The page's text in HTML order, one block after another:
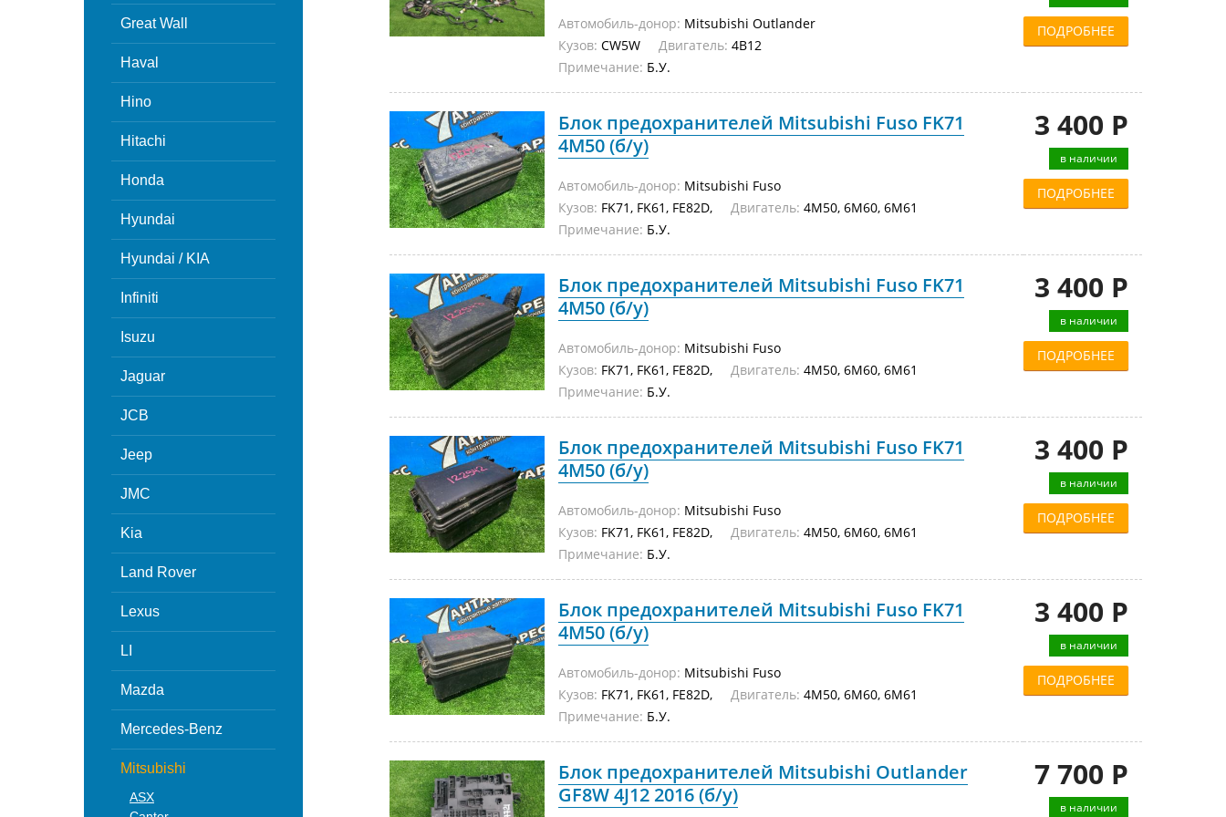
Great Wall
Haval
Hino
Hitachi
Honda
Hyundai
Hyundai / KIA
Infiniti
Isuzu
Jaguar
JCB
Jeep
JMC
Kia
Land Rover
Lexus
LI
Mazda
Mercedes-Benz
Mitsubishi
ASX
Автомобиль-донор: Mitsubishi Outlander
Кузов: CW5W Двигатель: 4B12
Примечание: Б.У.
ПОДРОБНЕЕ
Блок предохранителей Mitsubishi Fuso FK71
4M50 (б/у)
Автомобиль-донор: Mitsubishi Fuso
Кузов: FK71, FK61, FE82D, Двигатель: 4M50, 6M60, 6M61
Примечание: Б.У.
3 400 Р
в наличии
ПОДРОБНЕЕ
Блок предохранителей Mitsubishi Fuso FK71
4M50 (б/у)
Автомобиль-донор: Mitsubishi Fuso
Кузов: FK71, FK61, FE82D, Двигатель: 4M50, 6M60, 6M61
Примечание: Б.У.
3 400 Р
в наличии
ПОДРОБНЕЕ
Блок предохранителей Mitsubishi Fuso FK71
4M50 (б/у)
Автомобиль-донор: Mitsubishi Fuso
Кузов: FK71, FK61, FE82D, Двигатель: 4M50, 6M60, 6M61
Примечание: Б.У.
3 400 Р
в наличии
ПОДРОБНЕЕ
Блок предохранителей Mitsubishi Fuso FK71
4M50 (б/у)
Автомобиль-донор: Mitsubishi Fuso
Кузов: FK71, FK61, FE82D, Двигатель: 4M50, 6M60, 6M61
Примечание: Б.У.
3 400 Р
в наличии
ПОДРОБНЕЕ
Блок предохранителей Mitsubishi Outlander
GF8W 4J12 2016 (б/у)
7 700 Р
в наличии